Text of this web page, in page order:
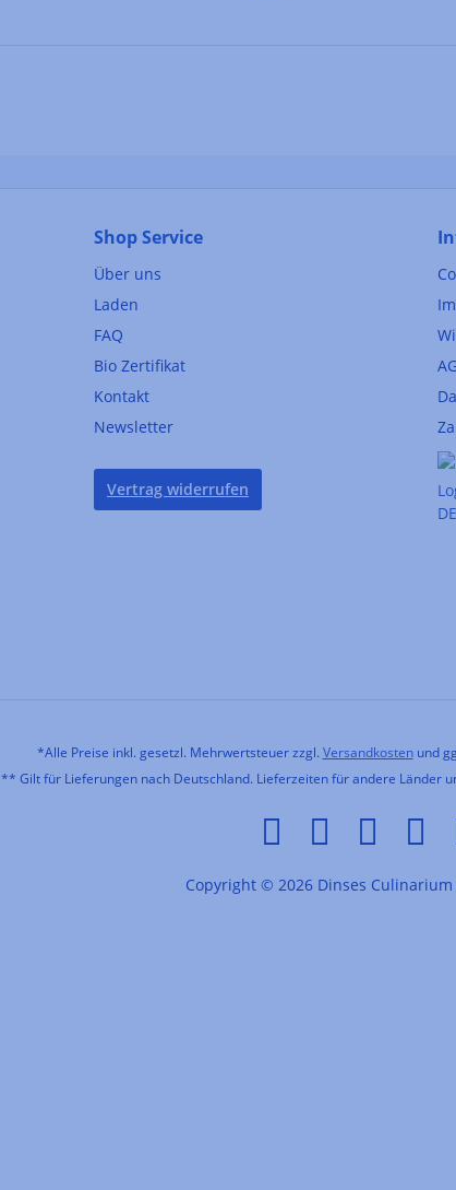
Shop Service
Über uns
Laden
FAQ
Bio Zertifikat
Kontakt
Newsletter
Vertrag widerrufen
*Alle Preise inkl. gesetzl. Mehrwertsteuer zzgl. Versandkostenund
** Gilt für Lieferungen nach Deutschland. Lieferzeiten für andere Länder
Copyright © 2026 Dinses